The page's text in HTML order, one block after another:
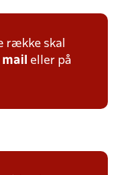
række skal
mail eller på